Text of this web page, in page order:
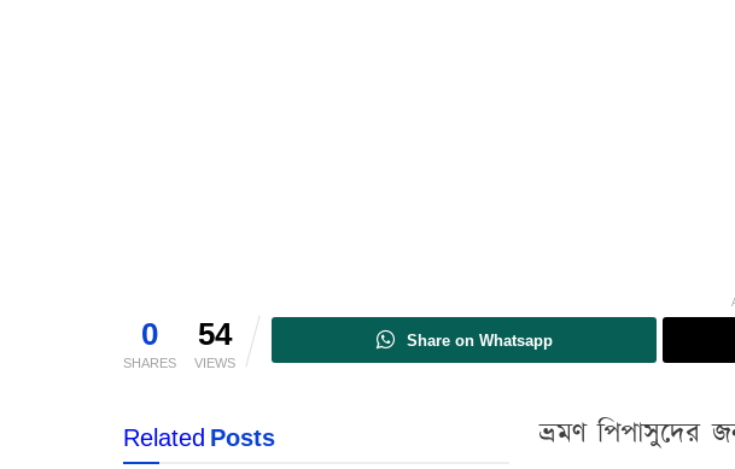
0
SHARES
54
VIEWS
Share on Whatsapp
RelatedPosts
ভ্রমণ পিপাসুদের